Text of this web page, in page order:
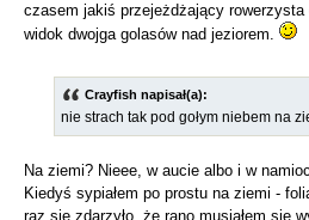
czasem jakiś przejeżdżający
widok dwojga golasów nad jeziorem.
Crayfish napisał(a):
nie strach tak pod gołym niebem na
Na ziemi? Nieee, w aucie albo i w
Kiedyś sypiałem po prostu na ziemi -
raz się zdarzyło, że rano musiałem się